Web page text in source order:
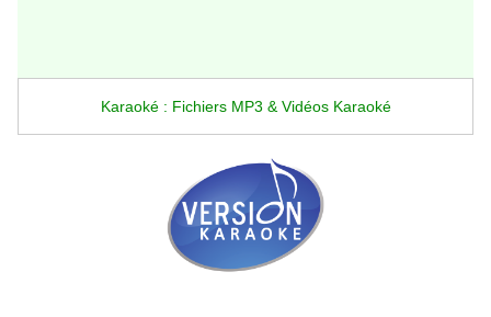
Karaoké : Fichiers MP3 & Vidéos Karaoké